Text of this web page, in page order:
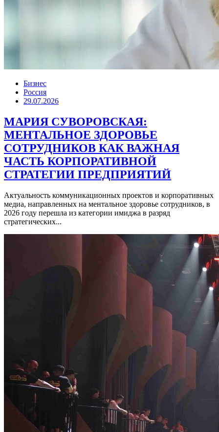
Бизнес
Россия
29.07.2026
МАРИЯ СУВОРОВСКАЯ:
МЕНТАЛЬНОЕ ЗДОРОВЬЕ
СОТРУДНИКОВ КАК ВАЖНАЯ
ЧАСТЬ КОРПОРАТИВНОЙ
СТРАТЕГИИ ПРЕДПРИЯТИЙ
Актуальность коммуникационных проектов и корпоративных
медиа, направленных на ментальное здоровье сотрудников, в
2026 году перешла из категории имиджа в разряд
стратегических...